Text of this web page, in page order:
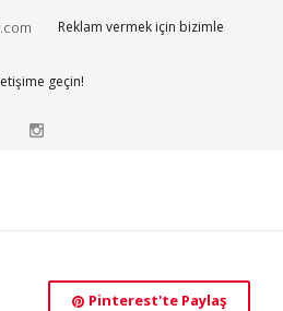
Reklam vermek için bizimle
geçin!
Pinterest'te Paylaş